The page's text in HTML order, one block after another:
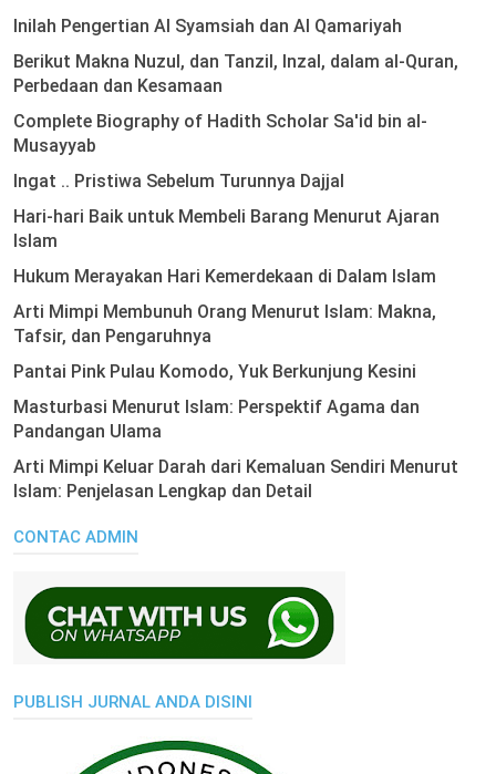
Inilah Pengertian Al Syamsiah dan Al Qamariyah
Berikut Makna Nuzul, dan Tanzil, Inzal, dalam al-Quran,
Perbedaan dan Kesamaan
Complete Biography of Hadith Scholar Sa'id bin al-
Musayyab
Ingat .. Pristiwa Sebelum Turunnya Dajjal
Hari-hari Baik untuk Membeli Barang Menurut Ajaran
Islam
Hukum Merayakan Hari Kemerdekaan di Dalam Islam
Arti Mimpi Membunuh Orang Menurut Islam: Makna,
Tafsir, dan Pengaruhnya
Pantai Pink Pulau Komodo, Yuk Berkunjung Kesini
Masturbasi Menurut Islam: Perspektif Agama dan
Pandangan Ulama
Arti Mimpi Keluar Darah dari Kemaluan Sendiri Menurut
Islam: Penjelasan Lengkap dan Detail
CONTAC ADMIN
PUBLISH JURNAL ANDA DISINI